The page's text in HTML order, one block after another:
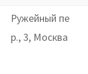
Ружейный пе
р., 3, Москва